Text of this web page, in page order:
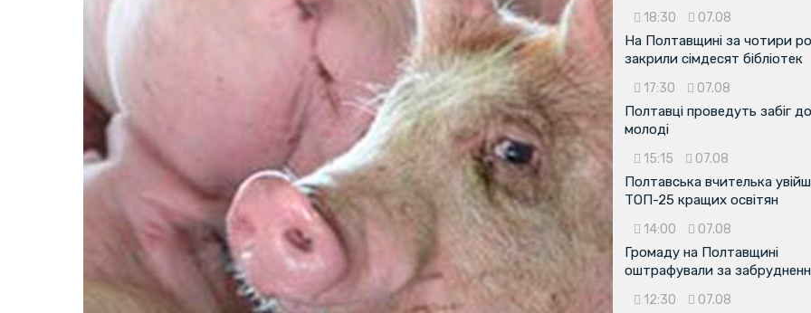
18:30 07.08
На Полтавщині за чотири
закрили сімдесят бібліотек
17:30 07.08
Полтавці проведуть забіг
молоді
15:15 07.08
Полтавська вчителька
ТОП-25 кращих освітян
14:00 07.08
Громаду на Полтавщині
оштрафували за
12:30 07.08